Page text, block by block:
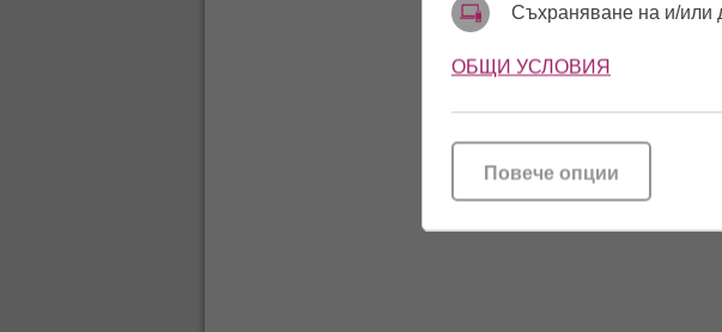
Съхраняване на и/или
ОБЩИ УСЛОВИЯ
Повече опции